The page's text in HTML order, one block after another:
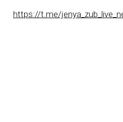
https://t.me/